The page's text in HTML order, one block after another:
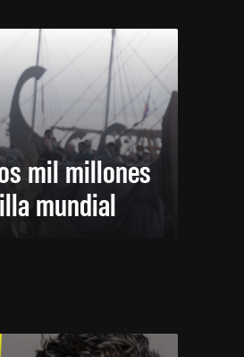
mil millones
mundial